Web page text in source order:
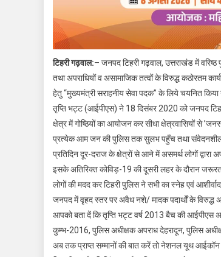
टिहरी गढ़वाल:– जनपद टिहरी गढ़वाल, उत्तराखंड में
तथा अपराधियों व असामाजिक तत्वों के विरुद्ध कठोरतम
हेतु “मुख्यमंत्री सराहनीय सेवा पदक” के लिये चयनित
तृप्ति भट्ट (आईपीएस) ने 18 दिसंबर 2020 को जनपद
क्षेत्र में गोष्ठियों का आयोजन कर सीधा क्षेत्रवासियों से
प्रत्येक आम जन की पुलिस तक सुलभ पहुँच तथा संवेदनशील
प्रतिदिन दूर-दराज के क्षेत्रों से आने में असमर्थ लोगों
इसके अतिरिक्त कोविड़-19 की दूसरी लहर के दौरान
लोगों की मदद कर टिहरी पुलिस ने सभी का स्नेह एवं आशीर्वाद
जनपद में वृहद स्तर पर अवैध नशे/ मादक पदार्थों के विरुद्ध
आपको बता दें कि तृप्ति भट्ट वर्ष 2013 बैच की आईपीएस
कुम्भ-2016, पुलिस अधीक्षक अपराध देहरादून, पुलिस
अब तक प्राप्त सम्मानों की बात करें तो नेशनल यूथ आईकॉन